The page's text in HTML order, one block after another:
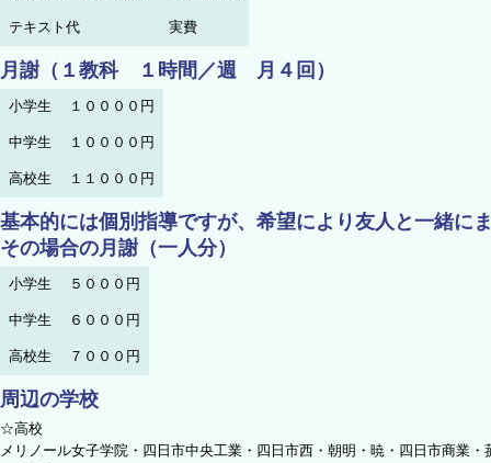
テキスト代 実費
月謝（１教科 １時間／週 月４回）
小学生 １００００円
中学生 １００００円
高校生 １１０００円
基本的には個別指導ですが、希望により友人と一緒に
その場合の月謝（一人分）
小学生 ５０００円
中学生 ６０００円
高校生 ７０００円
周辺の学校
☆高校
メリノール女子学院・四日市中央工業・四日市西・朝明・暁・四日市商業・